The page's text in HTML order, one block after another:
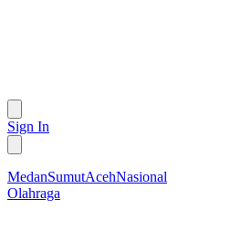
Sign In
MedanSumutAcehNasional
Olahraga